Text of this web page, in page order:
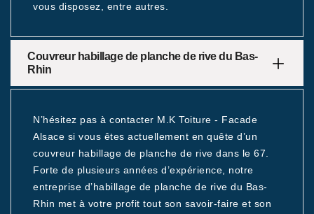
vous disposez, entre autres.
Couvreur habillage de planche de rive du Bas-
Rhin
N’hésitez pas à contacter M.K Toiture - Facade
Alsace si vous êtes actuellement en quête d’un
couvreur habillage de planche de rive dans le 67.
Forte de plusieurs années d’expérience, notre
entreprise d’habillage de planche de rive du Bas-
Rhin met à votre profit tout son savoir-faire et son